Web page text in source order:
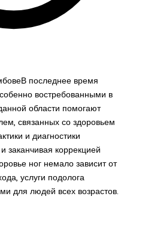
В последнее время
востребованными в
области помогают
связанных со здоровьем
и диагностики
заканчивая коррекцией
ног немало зависит от
услуги подолога
для людей всех возрастов.